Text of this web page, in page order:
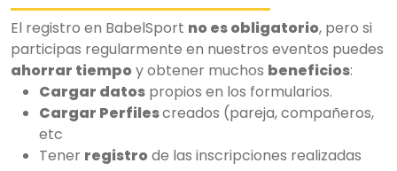
El registro en BabelSport no es obligatorio, pero si
participas regularmente en nuestros eventos puedes
ahorrar tiempo y obtener muchos beneficios:
Cargar datos propios en los formularios.
Cargar Perfilescreados (pareja, compañeros,
etc
Tener registro de las inscripciones realizadas